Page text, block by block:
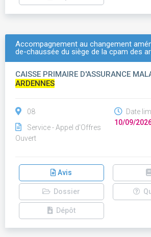
Accompagnement au changement
de-chaussée du siège de la cpam des
CAISSE PRIMAIRE D'ASSURANCE
ARDENNES
08
Service - Appel d'Offres
Ouvert
Date
10/09/
Avis
Dossier
Dépôt